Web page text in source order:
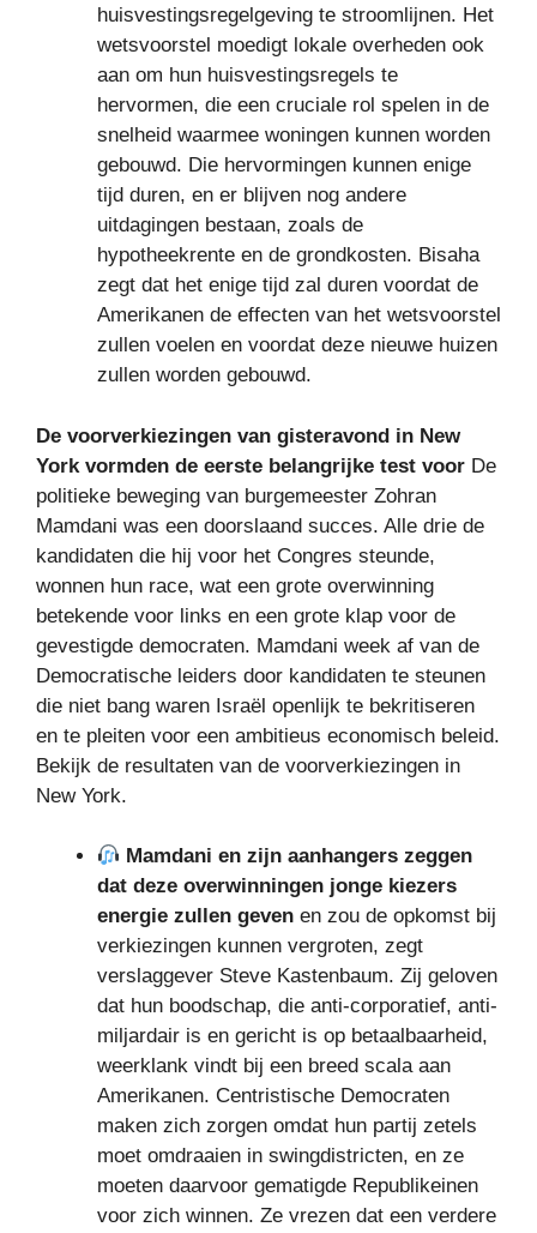
huisvestingsregelgeving te stroomlijnen. Het
wetsvoorstel moedigt lokale overheden ook
aan om hun huisvestingsregels te
hervormen, die een cruciale rol spelen in de
snelheid waarmee woningen kunnen worden
gebouwd. Die hervormingen kunnen enige
tijd duren, en er blijven nog andere
uitdagingen bestaan, zoals de
hypotheekrente en de grondkosten. Bisaha
zegt dat het enige tijd zal duren voordat de
Amerikanen de effecten van het wetsvoorstel
zullen voelen en voordat deze nieuwe huizen
zullen worden gebouwd.
De voorverkiezingen van gisteravond in New
York vormden de eerste belangrijke test voor De
politieke beweging van burgemeester Zohran
Mamdani was een doorslaand succes. Alle drie de
kandidaten die hij voor het Congres steunde,
wonnen hun race, wat een grote overwinning
betekende voor links en een grote klap voor de
gevestigde democraten. Mamdani week af van de
Democratische leiders door kandidaten te steunen
die niet bang waren Israël openlijk te bekritiseren
en te pleiten voor een ambitieus economisch beleid.
Bekijk de resultaten van de voorverkiezingen in
New York.
Mamdani en zijn aanhangers zeggen
dat deze overwinningen jonge kiezers
energie zullen geven en zou de opkomst bij
verkiezingen kunnen vergroten, zegt
verslaggever Steve Kastenbaum. Zij geloven
dat hun boodschap, die anti-corporatief, anti-
miljardair is en gericht is op betaalbaarheid,
weerklank vindt bij een breed scala aan
Amerikanen. Centristische Democraten
maken zich zorgen omdat hun partij zetels
moet omdraaien in swingdistricten, en ze
moeten daarvoor gematigde Republikeinen
voor zich winnen. Ze vrezen dat een verdere